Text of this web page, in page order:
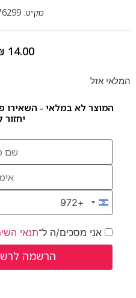
מק״ט: 3551440576299
14.00
המלאי אזל
המוצר לא במלאי - השאירו
יחזור
Israel +972
+972
אני מסכים/ה ל־תנאי